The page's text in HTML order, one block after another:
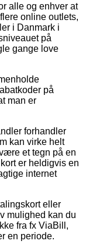
alle og enhver at
online outlets,
i Danmark i
på
gange love
på
man er
forhandler
kan virke helt
et tegn på en
er heldigvis en
internet
eller
mulighed kan du
fra fx ViaBill,
en periode.